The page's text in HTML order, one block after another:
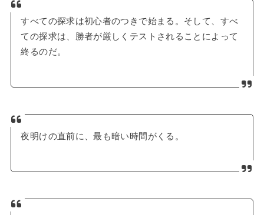
すべての探求は初心者のつきで始まる。そして、すべ
ての探求は、勝者が厳しくテストされることによって
終るのだ。
夜明けの直前に、最も暗い時間がくる。